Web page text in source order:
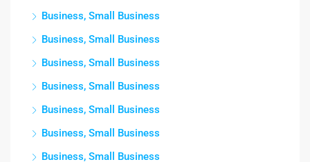
Business, Small Business
Business, Small Business
Business, Small Business
Business, Small Business
Business, Small Business
Business, Small Business
Business, Small Business